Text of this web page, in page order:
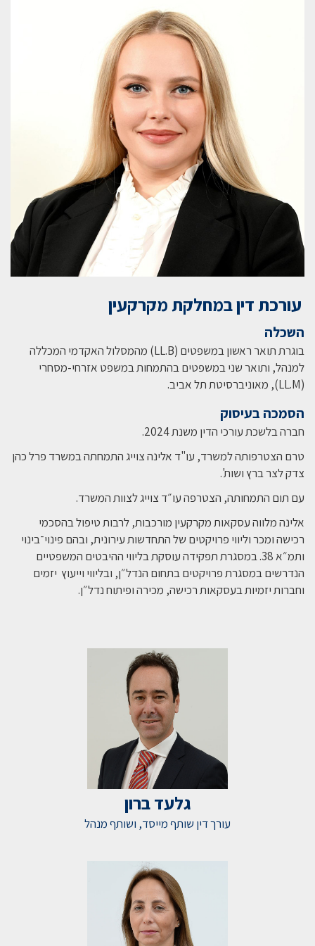
עורכת דין במחלקת מקרקעין
השכלה
בוגרת תואר ראשון במשפטים (LL.B) מהמסלול האקדמי המכללה
למנהל, ותואר שני במשפטים בהתמחות במשפט אזרחי-מסחרי
(LL.M), מאוניברסיטת תל אביב.
הסמכה בעיסוק
חברה בלשכת עורכי הדין משנת 2024.
טרם הצטרפותה למשרד, עו"ד אלינה צוייג התמחתה במשרד פרל כהן
צדק לצר ברץ ושות'.
עם תום התמחותה, הצטרפה עו״ד צוייג לצוות המשרד.
אלינה מלווה עסקאות מקרקעין מורכבות, לרבות טיפול בהסכמי
רכישה ומכר וליווי פרויקטים של התחדשות עירונית, ובהם פינוי־בינוי
ותמ״א 38. במסגרת תפקידה עוסקת בליווי ההיבטים המשפטיים
הנדרשים במסגרת פרויקטים בתחום הנדל״ן, ובליווי וייעוץ יזמים
וחברות יזמיות בעסקאות רכישה, מכירה ופיתוח נדל״ן.
גלעד ברון
עורך דין שותף מייסד, ושותף מנהל